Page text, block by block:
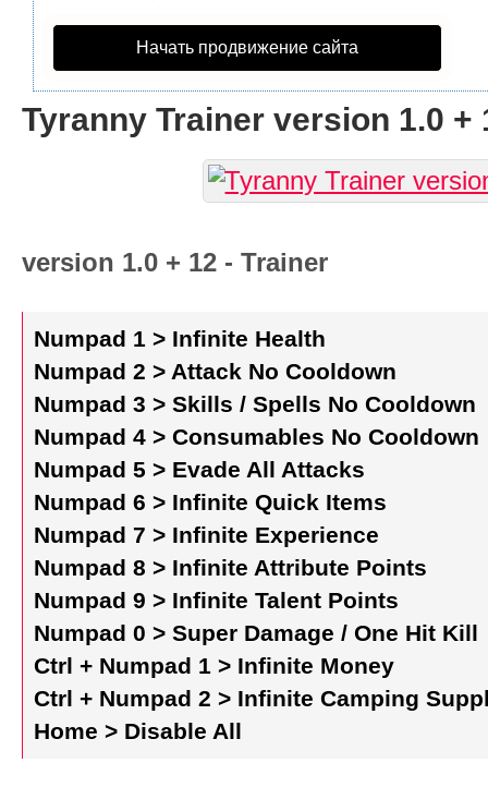
Начать продвижение сайта
Tyranny Trainer version 1.0 +
version 1.0 + 12 - Trainer
Numpad 1 > Infinite Health
Numpad 2 > Attack No Cooldown
Numpad 3 > Skills / Spells No Cooldown
Numpad 4 > Consumables No Cooldown
Numpad 5 > Evade All Attacks
Numpad 6 > Infinite Quick Items
Numpad 7 > Infinite Experience
Numpad 8 > Infinite Attribute Points
Numpad 9 > Infinite Talent Points
Numpad 0 > Super Damage / One Hit Kill
Ctrl + Numpad 1 > Infinite Money
Ctrl + Numpad 2 > Infinite Camping
Home > Disable All